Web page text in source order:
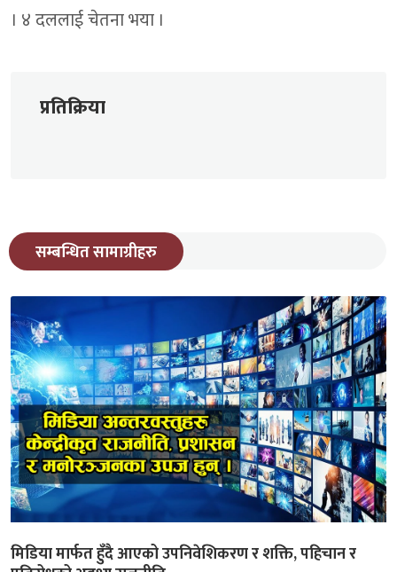
। ४ दललाई चेतना भया ।
प्रतिक्रिया
सम्बन्धित सामाग्रीहरु
मिडिया मार्फत हुँदै आएको उपनिवेशिकरण र शक्ति, पहिचान र